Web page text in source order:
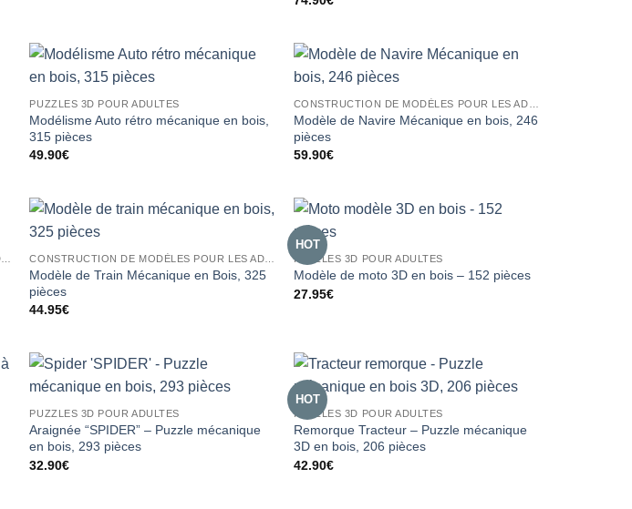
PUZZLES 3D POUR ADULTES
Modélisme Auto rétro mécanique en bois,
315 pièces
49.90€
Modèle de Navire Mécanique en bois, 246
pièces
59.90€
Modèle de Train Mécanique en Bois, 325
pièces
44.95€
HOT
PUZZLES 3D POUR ADULTES
Modèle de moto 3D en bois – 152 pièces
27.95€
PUZZLES 3D POUR ADULTES
Araignée “SPIDER” – Puzzle mécanique
en bois, 293 pièces
32.90€
HOT
PUZZLES 3D POUR ADULTES
Remorque Tracteur – Puzzle mécanique
3D en bois, 206 pièces
42.90€